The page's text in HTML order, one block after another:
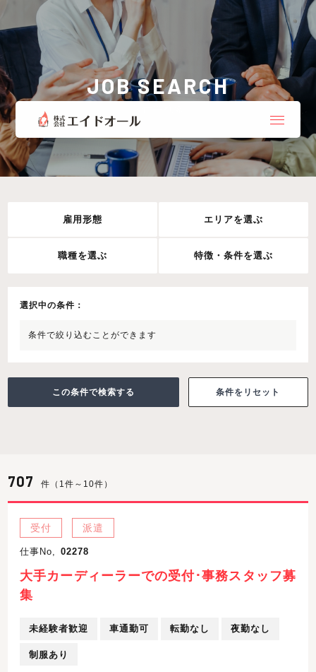
JOB SEARCH
雇用形態 エリアを選ぶ
職種を選ぶ 特徴・条件を選ぶ
選択中の条件：
条件で絞り込むことができます
条件をリセット
707 件（1件～10件）
受付 派遣
仕事No, 02278
大手カーディーラーでの受付･事務スタッフ募
集
未経験者歓迎 車通勤可 転勤なし 夜勤なし
制服あり